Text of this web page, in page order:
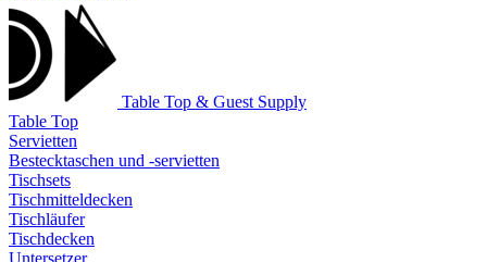
Table Top & Guest Supply
Table Top
Servietten
Bestecktaschen und -servietten
Tischsets
Tischmitteldecken
Tischläufer
Tischdecken